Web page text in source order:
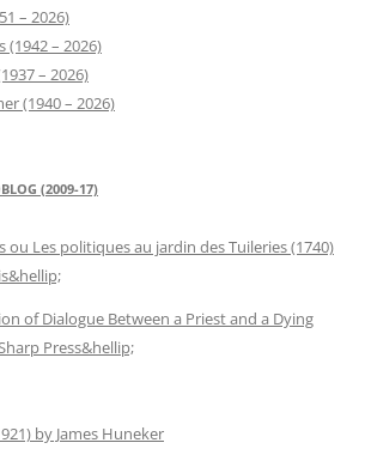
– 2026)
(1942 – 2026)
– 2026)
(1940 – 2026)
(2009-17)
ou Les politiques au jardin des Tuileries (1740)
of Dialogue Between a Priest and a Dying
Press&hellip;
by James Huneker